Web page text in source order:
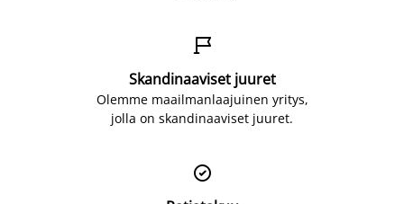

Skandinaaviset juuret
Olemme maailmanlaajuinen yritys,
jolla on skandinaaviset juuret.
